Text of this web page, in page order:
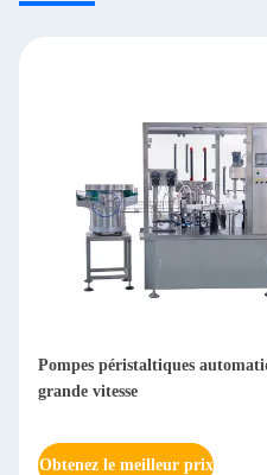
Pompes péristaltiques
grande vitesse
Obtenez le meilleur prix